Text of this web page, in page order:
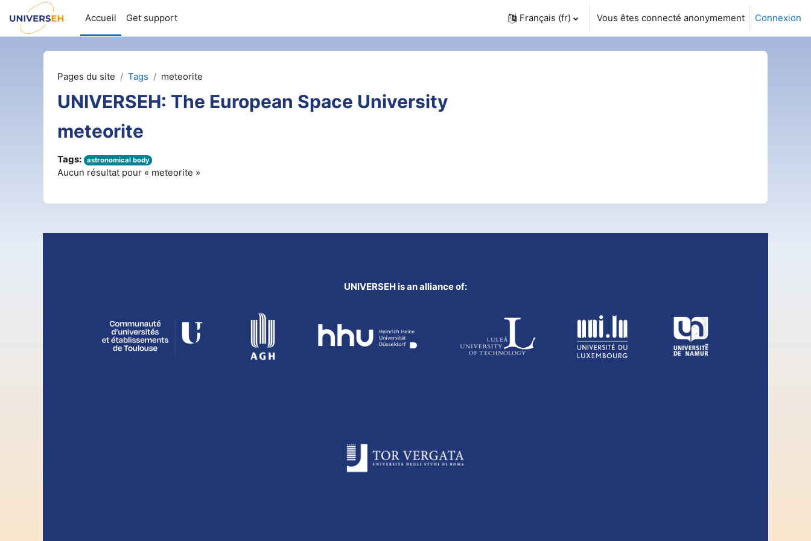
Passer au contenu principal
Accueil
Get support Français ‎(fr)‎ Vous êtes connecté anonymement Connexion
Pages du site Tags meteorite
UNIVERSEH: The European Space University
meteorite
Tags: astronomical body
Aucun résultat pour « meteorite »
UNIVERSEH is an alliance of: